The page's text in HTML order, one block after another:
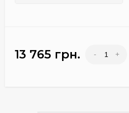
13 765 грн. - +